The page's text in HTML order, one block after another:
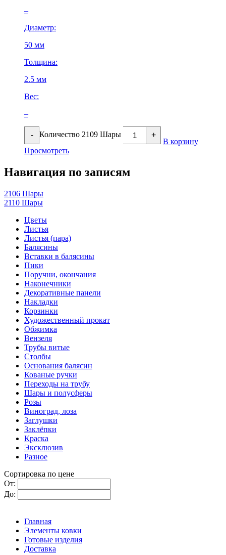
–
Диаметр:
50 мм
Толщина:
2.5 мм
Вес:
–
- Количество 2109 Шары +
В корзину
Просмотреть
Навигация по записям
2106 Шары
2110 Шары
Цветы
Листья
Листья (пара)
Балясины
Вставки в балясины
Пики
Поручни, окончания
Наконечники
Декоративные панели
Накладки
Корзинки
Художественный прокат
Обжимка
Вензеля
Трубы витые
Столбы
Основания балясин
Кованые ручки
Переходы на трубу
Шары и полусферы
Розы
Виноград, лоза
Заглушки
Заклёпки
Краска
Эксклюзив
Разное
Сортировка по цене
От:
До:
Главная
Элементы ковки
Готовые изделия
Доставка